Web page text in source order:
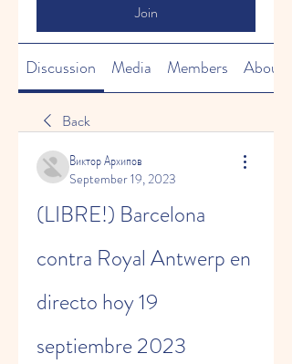
Join
Discussion Media Members About
Back
Виктор Архипов
September 19, 2023
(LIBRE!) Barcelona
contra Royal Antwerp en
directo hoy 19
septiembre 2023